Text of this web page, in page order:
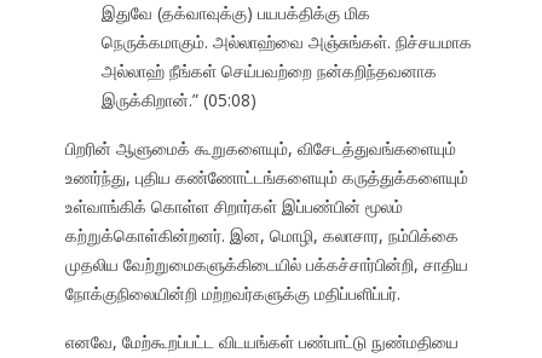
இதுவே (தக்வாவுக்கு) பயபக்திக்கு மிக
நெருக்கமாகும். அல்லாஹ்வை அஞ்சுங்கள். நிச்சயமாக
அல்லாஹ் நீங்கள் செய்பவற்றை நன்கறிந்தவனாக
இருக்கிறான்.” (05:08)
பிறரின் ஆளுமைக் கூறுகளையும், விசேடத்துவங்களையும்
உணர்ந்து, புதிய கண்ணோட்டங்களையும் கருத்துக்களையும்
உள்வாங்கிக் கொள்ள சிறார்கள் இப்பண்பின் மூலம்
கற்றுக்கொள்கின்றனர். இன, மொழி, கலாசார, நம்பிக்கை
முதலிய வேற்றுமைகளுக்கிடையில் பக்கச்சார்பின்றி, சாதிய
நோக்குநிலையின்றி மற்றவர்களுக்கு மதிப்பளிப்பர்.
எனவே, மேற்கூறப்பட்ட விடயங்கள் பண்பாட்டு நுண்மதியை